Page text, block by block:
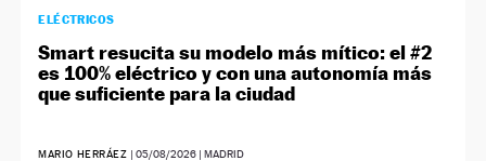
ELÉCTRICOS
Smart resucita su modelo más mítico: el #2
es 100% eléctrico y con una autonomía más
que suficiente para la ciudad
MARIO HERRÁEZ |05/08/2026 | MADRID